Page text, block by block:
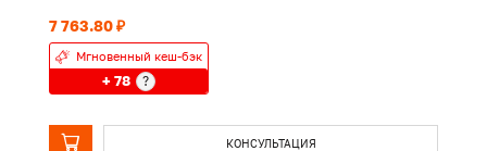
7 763.80 ₽
Мгновенный кеш-бэк
+ 78 ?
КОНСУЛЬТАЦИЯ